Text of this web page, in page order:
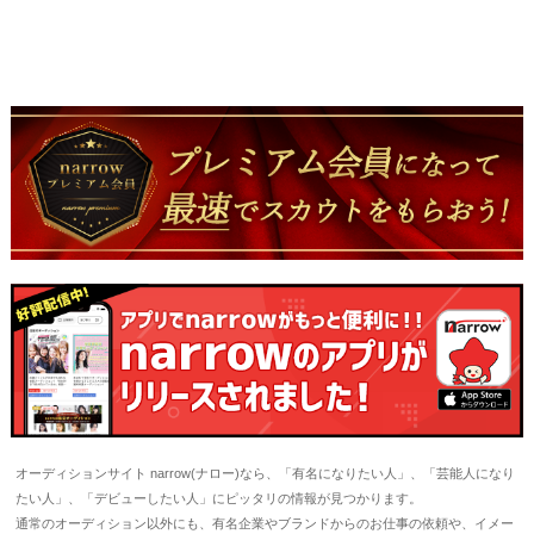
オーディションサイト narrow(ナロー)なら、「有名になりたい人」、「芸能人になり
たい人」、「デビューしたい人」にピッタリの情報が見つかります。
通常のオーディション以外にも、有名企業やブランドからのお仕事の依頼や、イメー